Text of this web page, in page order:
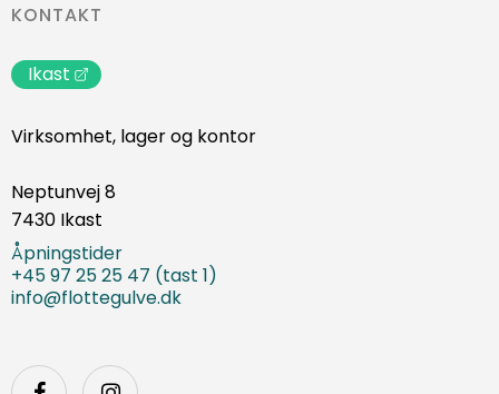
KONTAKT
Ikast
Virksomhet, lager og kontor
Neptunvej 8
7430 Ikast
Åpningstider
+45 97 25 25 47 (tast 1)
info@flottegulve.dk